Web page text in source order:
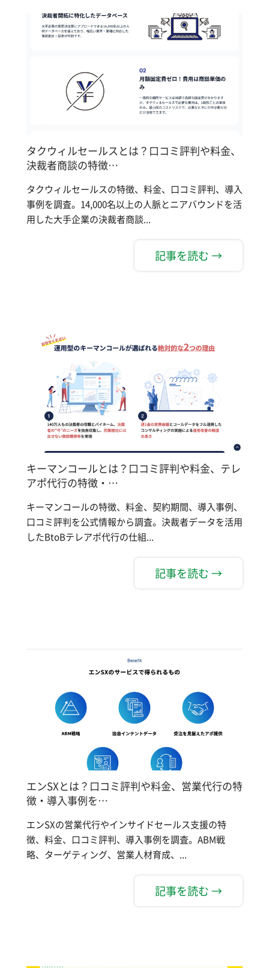
タクウィルセールスとは？口コミ評判や料金、
決裁者商談の特徴…
タクウィルセールスの特徴、料金、口コミ評判、導入
事例を調査。14,000名以上の人脈とニアバウンドを活
用した大手企業の決裁者商談...
記事を読む →
キーマンコールとは？口コミ評判や料金、テレ
アポ代行の特徴・…
キーマンコールの特徴、料金、契約期間、導入事例、
口コミ評判を公式情報から調査。決裁者データを活用
したBtoBテレアポ代行の仕組...
記事を読む →
エンSXとは？口コミ評判や料金、営業代行の特
徴・導入事例を…
エンSXの営業代行やインサイドセールス支援の特
徴、料金、口コミ評判、導入事例を調査。ABM戦
略、ターゲティング、営業人材育成、...
記事を読む →